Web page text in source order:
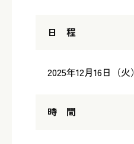
日 程
2025年12月16日（火）
時 間